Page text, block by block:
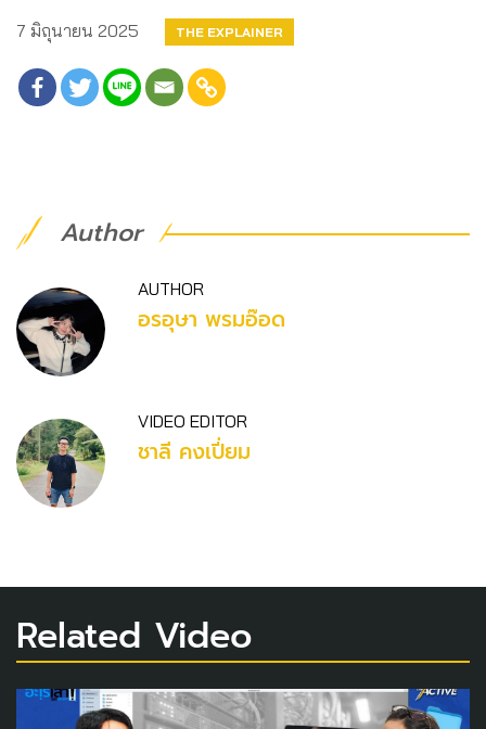
7 มิถุนายน 2025 THE EXPLAINER
Author
AUTHOR
อรอุษา พรมอ๊อด
VIDEO EDITOR
ชาลี คงเปี่ยม
Related Video